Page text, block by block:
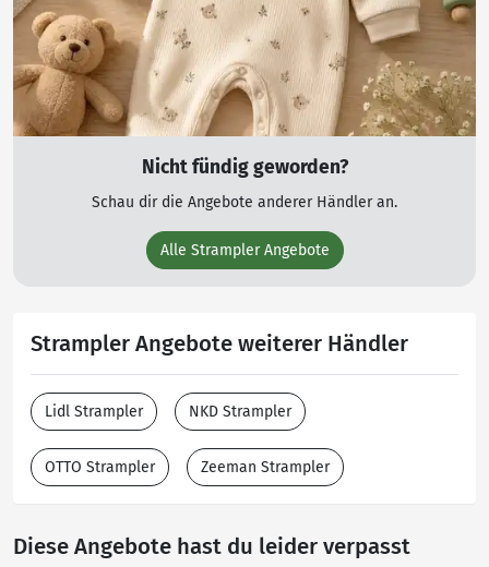
Nicht fündig geworden?
Schau dir die Angebote anderer Händler an.
Alle Strampler Angebote
Strampler Angebote weiterer Händler
Lidl Strampler NKD Strampler
OTTO Strampler Zeeman Strampler
Diese Angebote hast du leider verpasst